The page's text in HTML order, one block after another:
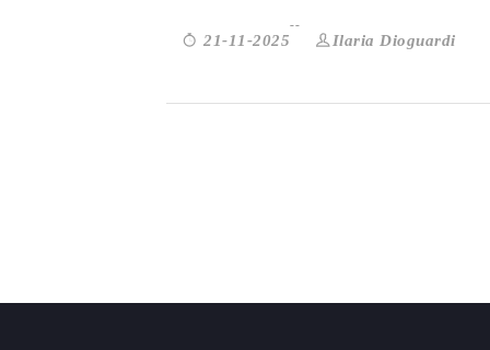
21-11-2025 Ilaria Dioguardi